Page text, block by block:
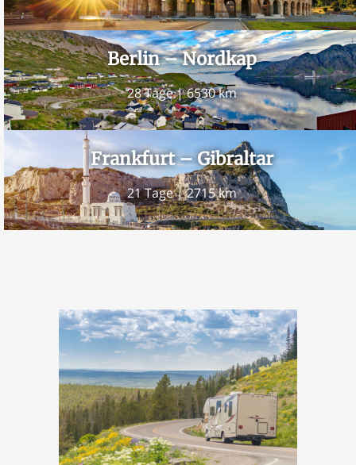
Berlin – Nordkap
28 Tage | 6530 km
Frankfurt – Gibraltar
21 Tage | 2715 km